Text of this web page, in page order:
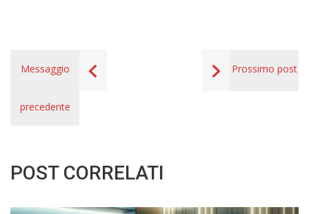
Messaggio
precedente
Prossimo post
POST CORRELATI